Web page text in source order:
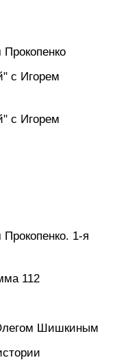
с Игорем
с Игорем
1-я
112
Шишкиным